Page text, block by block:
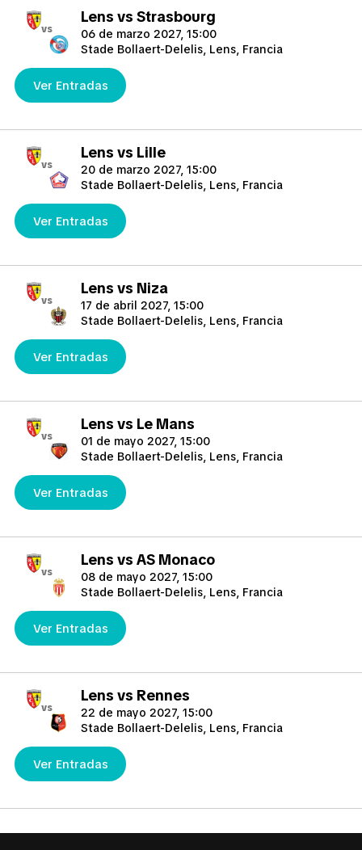
vs
Lens vs Strasbourg
06 de marzo 2027, 15:00
Stade Bollaert-Delelis, Lens, Francia
Ver Entradas
vs
Lens vs Lille
20 de marzo 2027, 15:00
Stade Bollaert-Delelis, Lens, Francia
Ver Entradas
vs
Lens vs Niza
17 de abril 2027, 15:00
Stade Bollaert-Delelis, Lens, Francia
Ver Entradas
vs
Lens vs Le Mans
01 de mayo 2027, 15:00
Stade Bollaert-Delelis, Lens, Francia
Ver Entradas
vs
Lens vs AS Monaco
08 de mayo 2027, 15:00
Stade Bollaert-Delelis, Lens, Francia
Ver Entradas
vs
Lens vs Rennes
22 de mayo 2027, 15:00
Stade Bollaert-Delelis, Lens, Francia
Ver Entradas